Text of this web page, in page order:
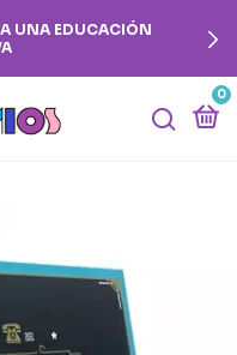
UNA EDUCACIÓN
0